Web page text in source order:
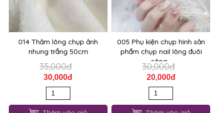
014 Thảm lông chụp ảnh
nhung trắng 50cm
35,000đ
30,000đ
005 Phụ kiện chụp hình sản
phẩm chụp nail lông đuôi
công...
30,000đ
20,000đ